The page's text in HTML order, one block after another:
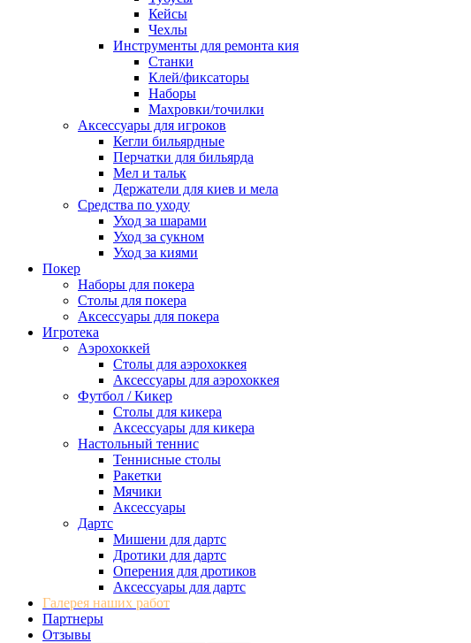
Кейсы
Чехлы
Инструменты для ремонта кия
Станки
Клей/фиксаторы
Наборы
Махровки/точилки
Аксессуары для игроков
Кегли бильярдные
Перчатки для бильярда
Мел и тальк
Держатели для киев и мела
Средства по уходу
Уход за шарами
Уход за сукном
Уход за киями
Покер
Наборы для покера
Столы для покера
Аксессуары для покера
Игротека
Аэрохоккей
Столы для аэрохоккея
Аксессуары для аэрохоккея
Футбол / Кикер
Столы для кикера
Аксессуары для кикера
Настольный теннис
Теннисные столы
Ракетки
Мячики
Аксессуары
Дартс
Мишени для дартс
Дротики для дартс
Оперения для дротиков
Аксессуары для дартс
Галерея наших работ
Партнеры
Отзывы